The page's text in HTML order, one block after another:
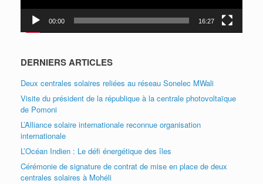
00:00 16:27
DERNIERS ARTICLES
Deux centrales solaires reliées au réseau Sonelec MWali
Visite du président de la république à la centrale photovoltaïque
de Pomoni
L’Alliance solaire internationale reconnue organisation
internationale
L’Océan Indien : Le défi énergétique des îles
Cérémonie de signature de contrat de mise en place de deux
centrales solaires à Mohéli